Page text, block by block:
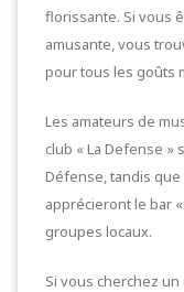
florissante. Si vous
amusante, vous
pour tous les goûts
Les amateurs de
club « La Defense »
Défense, tandis
apprécieront le bar
groupes locaux.
Si vous cherchez